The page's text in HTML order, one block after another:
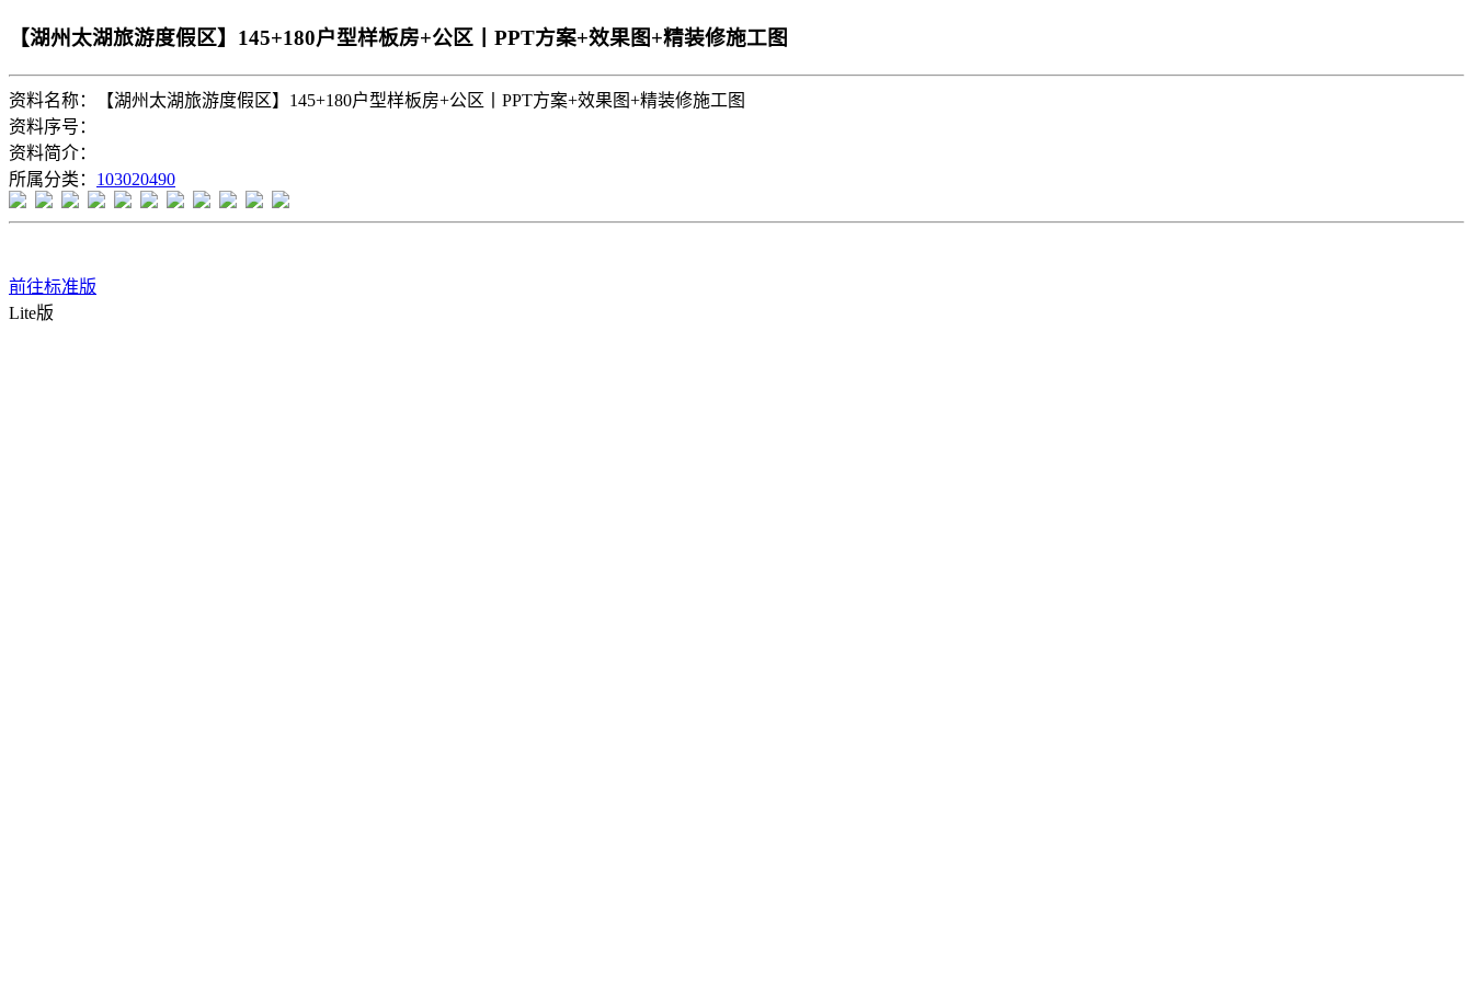
【湖州太湖旅游度假区】145+180户型样板房+公区丨PPT方案+效果图+精装修施工图
资料名称：【湖州太湖旅游度假区】145+180户型样板房+公区丨PPT方案+效果图+精装修施工图
资料序号：
资料简介：
所属分类： 103020490
前往标准版
Lite版